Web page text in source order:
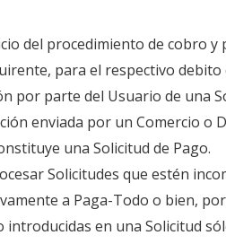
del procedimiento de cobro
para el respectivo
por parte del Usuario de una
enviada por un Comercio
una Solicitud de Pago.
Solicitudes que estén
a Paga-Todo o bien,
introducidas en una Solicitud